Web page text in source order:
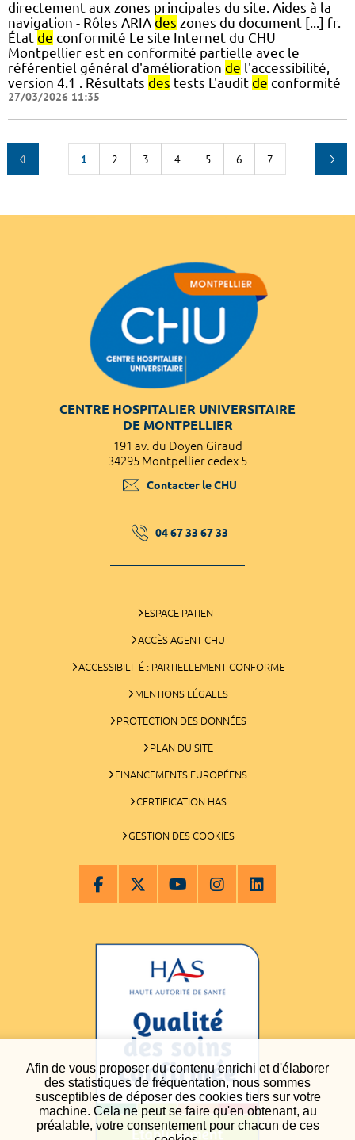
Afin de vous proposer du contenu enrichi et d'élaborer
des statistiques de fréquentation, nous sommes
susceptibles de déposer des cookies tiers sur votre
machine. Cela ne peut se faire qu'en obtenant, au
préalable, votre consentement pour chacun de ces
directement aux zones principales du site. Aides à la
navigation - Rôles ARIA des zones du document [...] fr.
État de conformité Le site Internet du CHU
Montpellier est en conformité partielle avec le
référentiel général d'amélioration de l'accessibilité,
version 4.1 . Résultats des tests L'audit de conformité
27/03/2026 11:35
1 2 3 4 5 6 7
CENTRE HOSPITALIER UNIVERSITAIRE
DE MONTPELLIER
191 av. du Doyen Giraud
34295 Montpellier cedex 5
Contacter le CHU
04 67 33 67 33
ESPACE PATIENT
ACCÈS AGENT CHU
ACCESSIBILITÉ : PARTIELLEMENT CONFORME
MENTIONS LÉGALES
PROTECTION DES DONNÉES
PLAN DU SITE
FINANCEMENTS EUROPÉENS
CERTIFICATION HAS
GESTION DES COOKIES